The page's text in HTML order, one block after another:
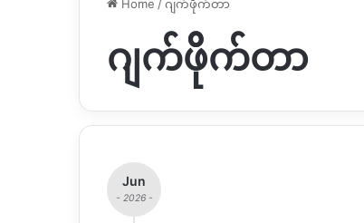
Home /ဂျက်ဖိိုက်တာ
ဂျက်ဖိိုက်တာ
Jun
- 2026 -